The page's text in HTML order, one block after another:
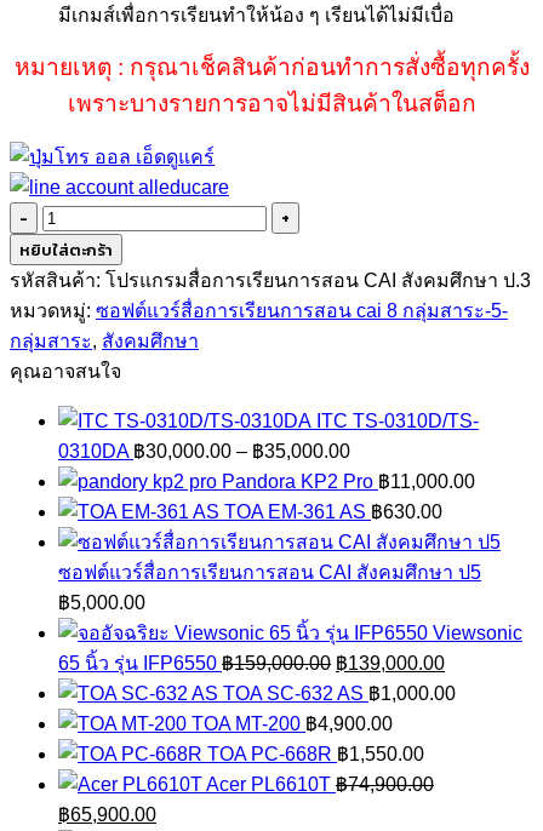
มีเกมส์เพื่อการเรียนทำให้น้อง ๆ เรียนได้ไม่มีเบื่อ
หมายเหตุ : กรุณาเช็คสินค้าก่อนทำการสั่งซื้อทุกครั้ง
เพราะบางรายการอาจไม่มีสินค้าในสต็อก
จำนวน
ซอฟต์แวร์
สื่อ
การ
เรียน
การ
CAI
สังคมศึกษา
ป3
ชิ้น
หยิบใส่ตะกร้า
รหัสสินค้า: โปรแกรมสื่อการเรียนการสอน CAI สังคมศึกษา ป.3
หมวดหมู่: ซอฟต์แวร์สื่อการเรียนการสอน cai 8 กลุ่มสาระ-5-
กลุ่มสาระ, สังคมศึกษา
คุณอาจสนใจ
ITC TS-0310D/TS-
0310DA ฿30,000.00 – ฿35,000.00Price
range:
฿30,000.00
through
฿35,000.00
Pandora KP2 Pro ฿11,000.00
TOA EM-361 AS ฿630.00
ซอฟต์แวร์สื่อการเรียนการสอน CAI สังคมศึกษา ป5
฿5,000.00
Viewsonic
65 นิ้ว รุ่น IFP6550 ฿159,000.00 Original
price
was:
฿159,000.00.
฿139,000.00Current
price
TOA SC-632 AS ฿1,000.00
TOA MT-200 ฿4,900.00
TOA PC-668R ฿1,550.00
Acer PL6610T ฿74,900.00
Original
฿65,900.00Current